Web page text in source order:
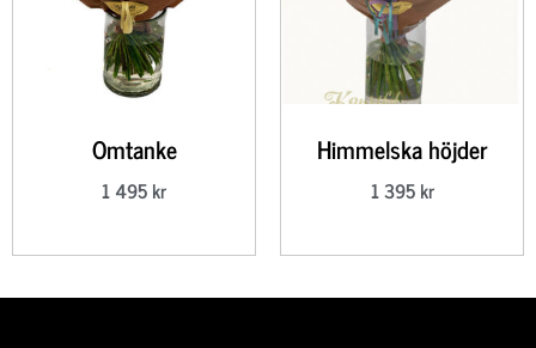
Omtanke
1 495kr
Himmelska höjder
1 395kr